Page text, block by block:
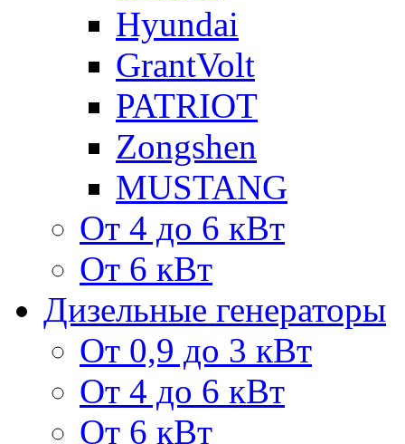
Hyundai
GrantVolt
PATRIOT
Zongshen
MUSTANG
От 4 до 6 кВт
От 6 кВт
Дизельные генераторы
От 0,9 до 3 кВт
От 4 до 6 кВт
От 6 кВт